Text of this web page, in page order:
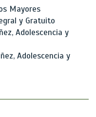
Mayores
y Gratuito
Adolescencia y
Adolescencia y